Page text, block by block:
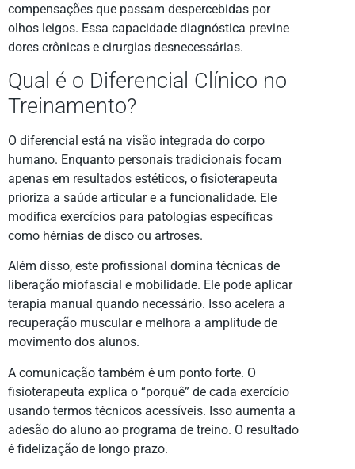
compensações que passam despercebidas por
olhos leigos. Essa capacidade diagnóstica previne
dores crônicas e cirurgias desnecessárias.
Qual é o Diferencial Clínico no
Treinamento?
O diferencial está na visão integrada do corpo
humano. Enquanto personais tradicionais focam
apenas em resultados estéticos, o fisioterapeuta
prioriza a saúde articular e a funcionalidade. Ele
modifica exercícios para patologias específicas
como hérnias de disco ou artroses.
Além disso, este profissional domina técnicas de
liberação miofascial e mobilidade. Ele pode aplicar
terapia manual quando necessário. Isso acelera a
recuperação muscular e melhora a amplitude de
movimento dos alunos.
A comunicação também é um ponto forte. O
fisioterapeuta explica o “porquê” de cada exercício
usando termos técnicos acessíveis. Isso aumenta a
adesão do aluno ao programa de treino. O resultado
é fidelização de longo prazo.